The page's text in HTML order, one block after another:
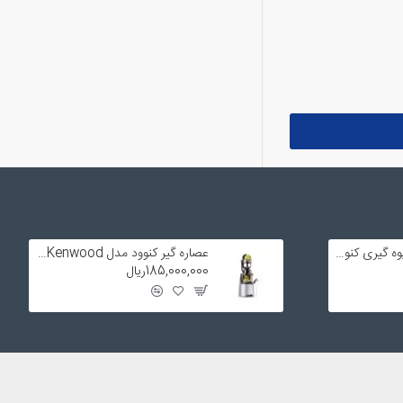
تیغه و فیلتر توری آبمیوه گیری کنوود
عصاره گیر کنوود مدل JMP800 SI Kenwood
185,000,000ریال